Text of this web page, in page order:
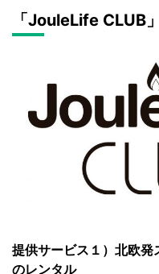
「JouleLife CLUB
提供サービス１）北欧発
のレンタル